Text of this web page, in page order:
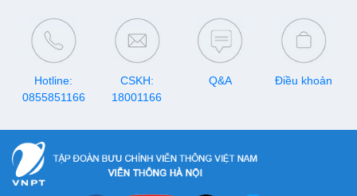
viết sau.
Hotline:
0855851166
CSKH:
18001166
Q&A Điều khoản